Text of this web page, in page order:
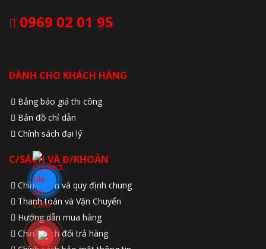
0969 02 01 95
DÀNH CHO KHÁCH HÀNG
Bảng báo giá thi công
Bản đồ chỉ dẫn
Chính sách đại lý
C/SÁCH VÀ Đ/KHOẢN
Chính sách và quy định chung
Thanh toán và Vận Chuyển
Hướng dẫn mua hàng
Chính sách đổi trả hàng